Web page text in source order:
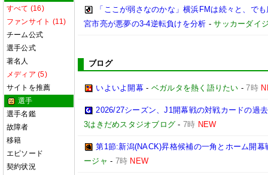
すべて (16)
ファンサイト (11)
チーム公式
選手公式
著名人
メディア (5)
サイトを推薦
選手
選手名鑑
故障者
移籍
エピソード
契約状況
「ここが弱さなのかな」横浜FMは続々と、で
宮市亮が悪夢の3-4逆転負けを分析 -サッカーダイ
ブログ
いよいよ開幕- ベガルタを熱く語りたい -7時
2026/27シーズン、J1開幕戦の対戦カードの過
3はきだめスタジオブログ -7時 NEW
第1節:新潟(NACK)昇格候補の一角とホーム開幕
ージャ - 7時 NEW